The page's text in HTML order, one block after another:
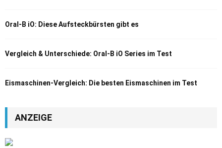
Oral-B iO: Diese Aufsteckbürsten gibt es
Vergleich & Unterschiede: Oral-B iO Series im Test
Eismaschinen-Vergleich: Die besten Eismaschinen im Test
ANZEIGE